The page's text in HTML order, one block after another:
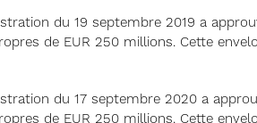
du 19 septembre 2019 a
de EUR 250 millions. Cette
du 17 septembre 2020 a
de EUR 250 millions. Cette